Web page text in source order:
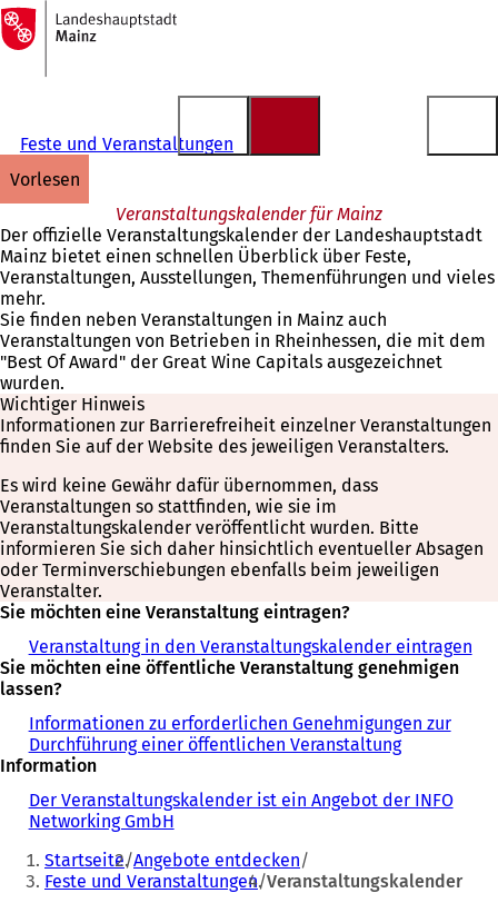
Inhalt anspringen
Zur
Startseite
Feste und Veranstaltungen
vorlesen
Veranstaltungskalender für Mainz
Der offizielle Veranstaltungskalender der Landeshauptstadt
Mainz bietet einen schnellen Überblick über Feste,
Veranstaltungen, Ausstellungen, Themenführungen und vieles
mehr.
Sie finden neben Veranstaltungen in Mainz auch
Veranstaltungen von Betrieben in Rheinhessen, die mit dem
"Best Of Award" der Great Wine Capitals ausgezeichnet
wurden.
Wichtiger Hinweis
Informationen zur Barrierefreiheit einzelner Veranstaltungen
finden Sie auf der Website des jeweiligen Veranstalters.
Es wird keine Gewähr dafür übernommen, dass
Veranstaltungen so stattfinden, wie sie im
Veranstaltungskalender veröffentlicht wurden. Bitte
informieren Sie sich daher hinsichtlich eventueller Absagen
oder Terminverschiebungen ebenfalls beim jeweiligen
Veranstalter.
Sie möchten eine Veranstaltung eintragen?
Veranstaltung in den Veranstaltungskalender eintragen
Sie möchten eine öffentliche Veranstaltung genehmigen
lassen?
Informationen zu erforderlichen Genehmigungen zur
Durchführung einer öffentlichen Veranstaltung
Information
Der Veranstaltungskalender ist ein Angebot der INFO
Networking GmbH
Sie
befinden
Startseite Angebote entdecken
Feste und Veranstaltungen Veranstaltungskalender